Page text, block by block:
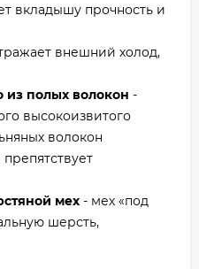
вкладышу прочность и
внешний холод,
из полых волокон -
высокоизвитого
волокон
мех - мех «под
шерсть,